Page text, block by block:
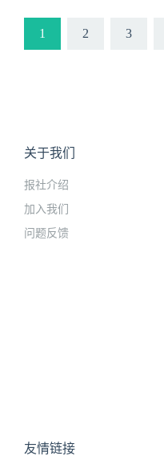
1 2 3
关于我们
报社介绍
加入我们
问题反馈
友情链接